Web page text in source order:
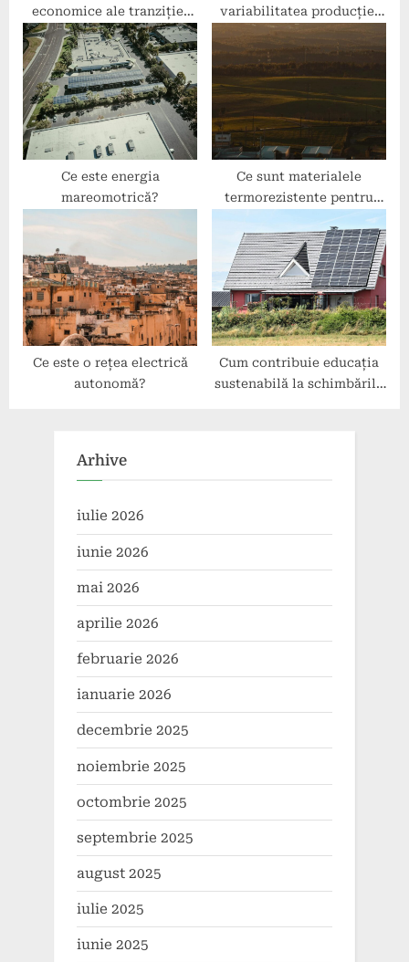
economice ale tranziției
către energie verde?
variabilitatea producției
de energie regenerabilă?
Ce este energia
mareomotrică?
Ce sunt materialele
termorezistente pentru
panourile solare?
Ce este o rețea electrică
autonomă?
Cum contribuie educația
sustenabilă la schimbările
Arhive
iulie 2026
iunie 2026
mai 2026
aprilie 2026
februarie 2026
ianuarie 2026
decembrie 2025
noiembrie 2025
octombrie 2025
septembrie 2025
august 2025
iulie 2025
iunie 2025